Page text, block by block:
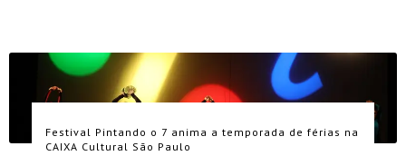
Festival Pintando o 7 anima a temporada de férias na
CAIXA Cultural São Paulo